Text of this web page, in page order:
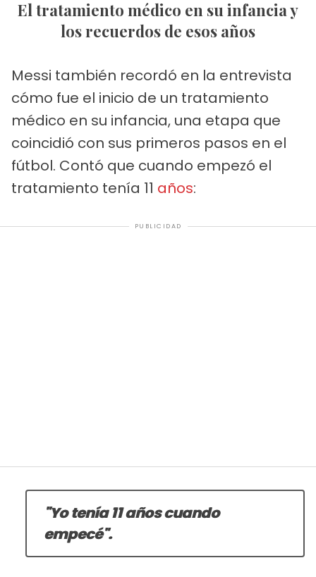
El tratamiento médico en su infancia y
los recuerdos de esos años
Messi también recordó en la entrevista
cómo fue el inicio de un tratamiento
médico en su infancia, una etapa que
coincidió con sus primeros pasos en el
fútbol. Contó que cuando empezó el
tratamiento tenía 11 años:
PUBLICIDAD
"Yo tenía 11 años cuando
empecé".